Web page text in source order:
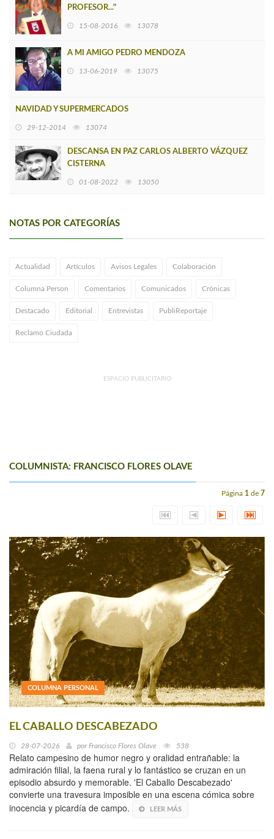
PROFESOR..."
15-08-2016 13078
A MI AMIGO PEDRO MENDOZA
13-06-2019 13075
NAVIDAD Y SUPERMERCADOS
29-12-2014 13074
DESCANSA EN PAZ CARLOS ALBERTO VÁZQUEZ
CISTERNA
01-08-2022 13050
NOTAS POR CATEGORÍAS
Actualidad Artículos Avisos Legales Colaboración
Columna Person Comentarios Comunicados Crónicas
Destacado Editorial Entrevistas PubliReportaje
Reclamo Ciudada
ESPACIO PUBLICITARIO
COLUMNISTA: FRANCISCO FLORES OLAVE
Página 1 de 7
COLUMNA PERSONAL
EL CABALLO DESCABEZADO
28-07-2026 por Francisco Flores Olave 538
Relato campesino de humor negro y oralidad entrañable: la
admiración filial, la faena rural y lo fantástico se cruzan en un
episodio absurdo y memorable. 'El Caballo Descabezado'
convierte una travesura imposible en una escena cómica sobre
inocencia y picardía de campo.
LEER MÁS